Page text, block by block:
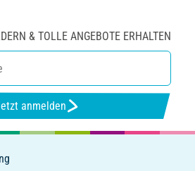
& TOLLE ANGEBOTE ERHALTEN
anmelden